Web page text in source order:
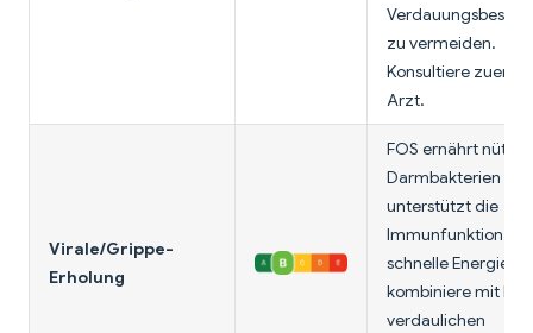
zu vermeiden.
Konsultiere zuerst
Arzt.
Virale/Grippe-
Erholung
FOS ernährt
Darmbakterien und
unterstützt die
Immunfunktion.
schnelle Energie;
kombiniere mit
verdaulichen